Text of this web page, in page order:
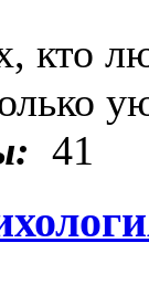
кто
41